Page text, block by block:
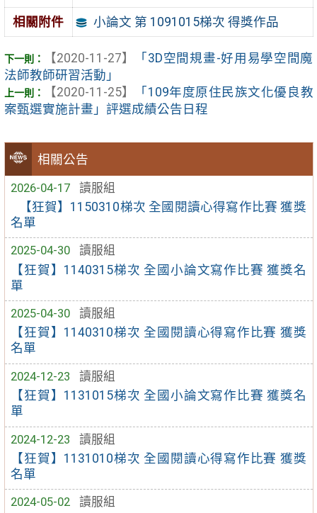
相關公告
2026-04-17
讀服組
【狂賀】1150310梯次 全國閱讀心得寫作比賽 獲獎
名單
2025-04-30
讀服組
【狂賀】1140315梯次 全國小論文寫作比賽 獲獎名
單
2025-04-30
讀服組
【狂賀】1140310梯次 全國閱讀心得寫作比賽 獲獎
名單
2024-12-23
讀服組
【狂賀】1131015梯次 全國小論文寫作比賽 獲獎名
單
2024-12-23
讀服組
【狂賀】1131010梯次 全國閱讀心得寫作比賽 獲獎
名單
2024-05-02
讀服組
相關附件 小論文 第 1091015梯次 得獎作品
【2020-11-27】
「3D空間規畫-好用易學空間魔
法師教師研習活動」
【2020-11-25】
「109年度原住民族文化優良教
案甄選實施計畫」評選成績公告日程